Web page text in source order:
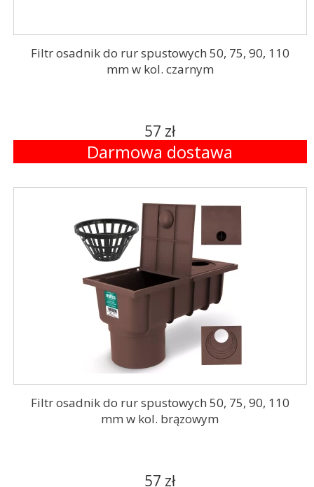
Filtr osadnik do rur spustowych 50, 75, 90, 110
mm w kol. czarnym
57 zł
Darmowa dostawa
Filtr osadnik do rur spustowych 50, 75, 90, 110
mm w kol. brązowym
57 zł